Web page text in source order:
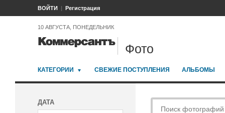
ВОЙТИ Регистрация
10 АВГУСТА, ПОНЕДЕЛЬНИК
Фото
КАТЕГОРИИ СВЕЖИЕ ПОСТУПЛЕНИЯ АЛЬБОМЫ
ДАТА